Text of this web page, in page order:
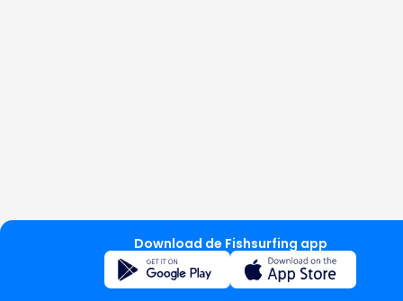
Download de Fishsurfing app